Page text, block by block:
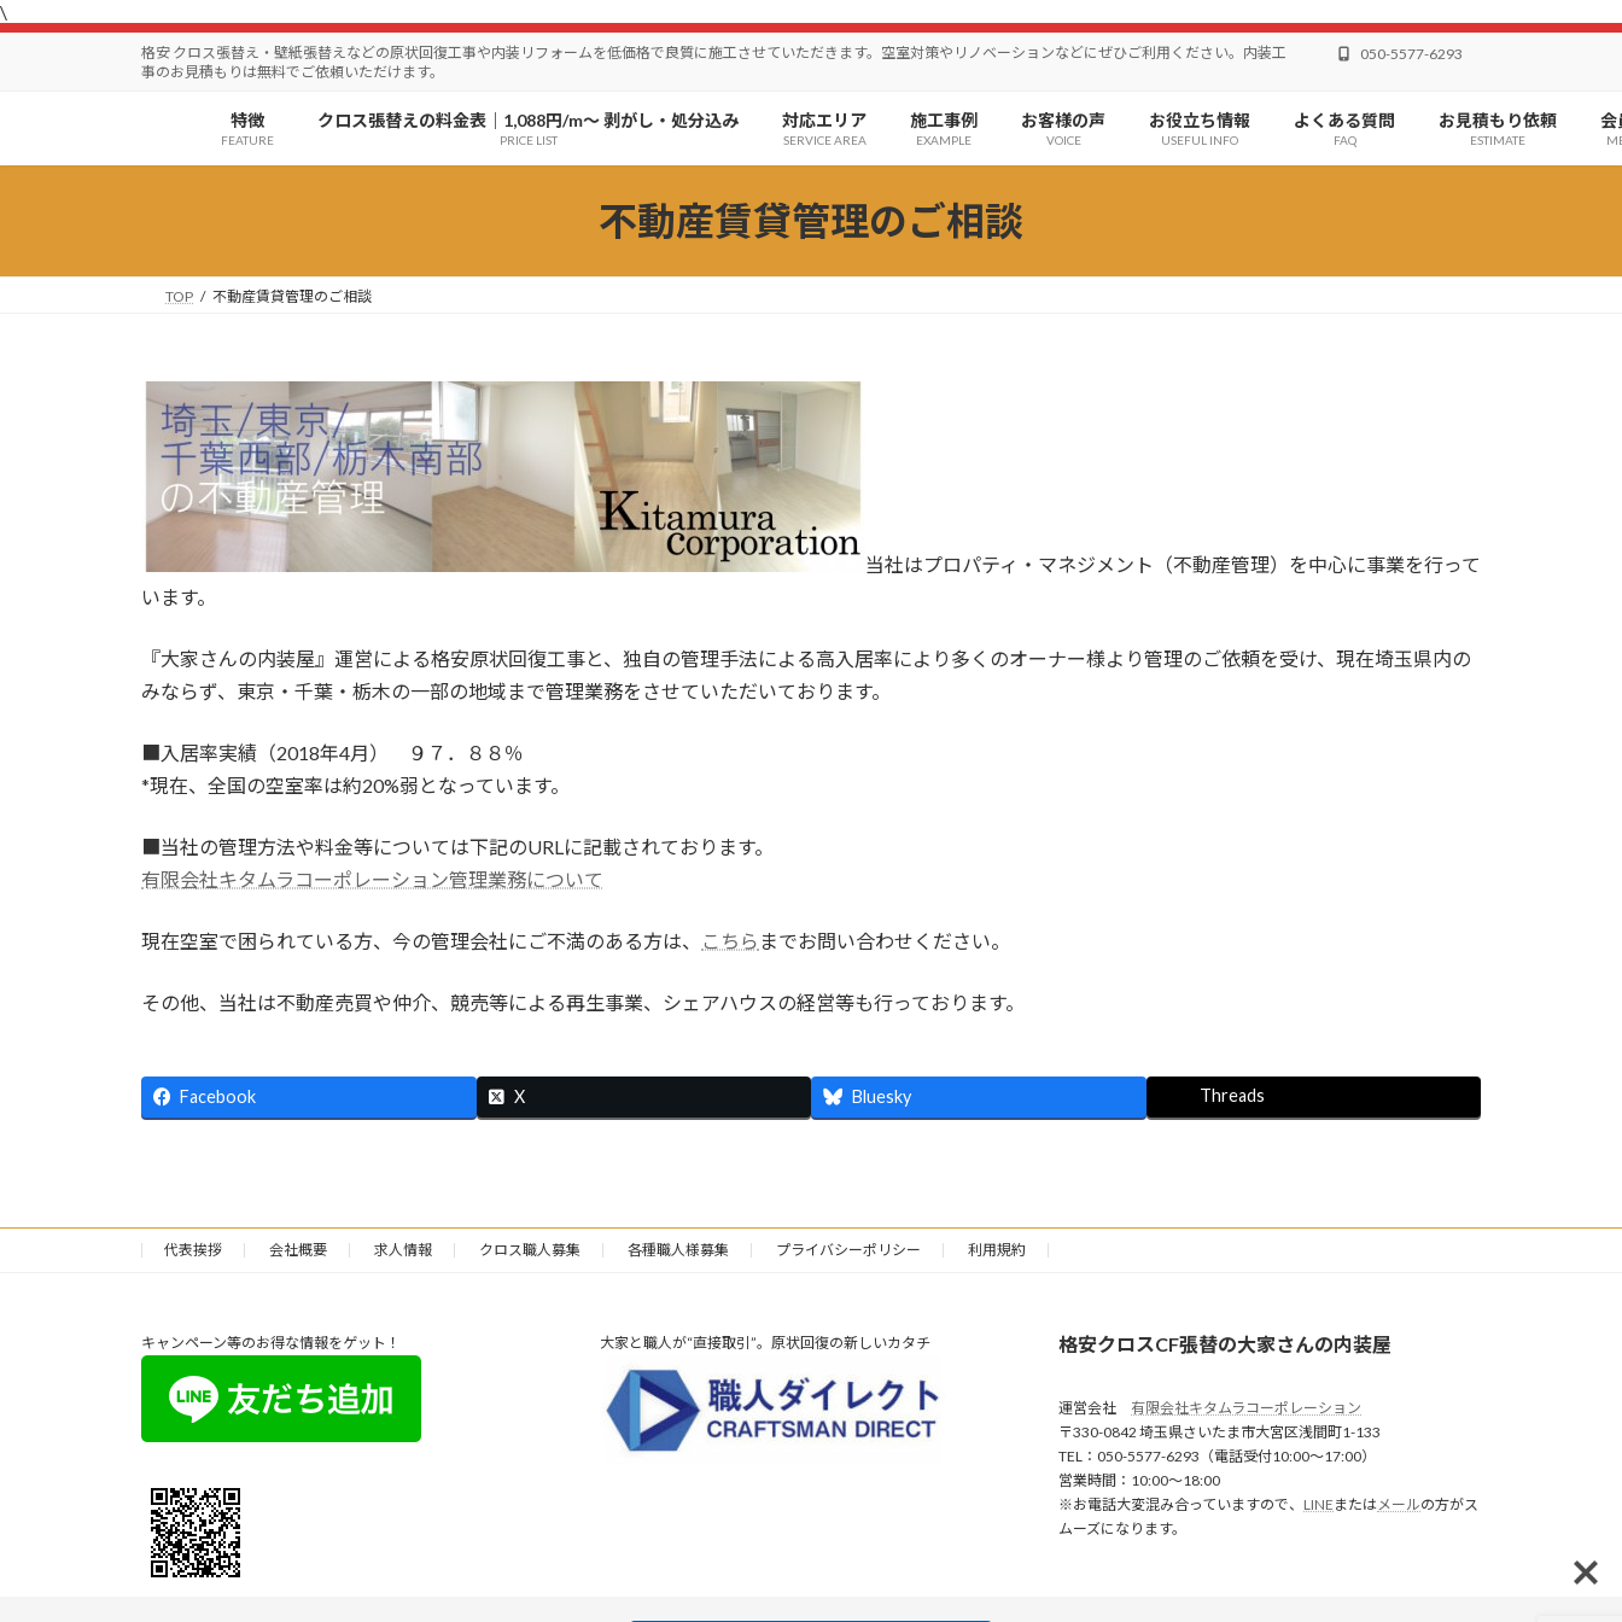
\コ
プ
ナ
動
格安 クロス張替え・壁紙張替えなどの原状回復工事や内装リフォームを低価格で良質に施工させていただきます。空室対策やリノベーションなどにぜひご利用ください。内装工
事のお見積もりは無料でご依頼いただけます。
050-5577-6293
特徴
FEATURE
クロス張替えの料金表｜1,088円/m〜 剥がし・処分込み
PRICE LIST
対応エリア
SERVICE AREA
施工事例
EXAMPLE
お客様の声
VOICE
お役立ち情報
USEFUL INFO
よくある質問
FAQ
お見積もり依頼
ESTIMATE
会
不動産賃貸管理のご相談
TOP 不動産賃貸管理のご相談
当社はプロパティ・マネジメント（不動産管理）を中心に事業を行って
います。
『大家さんの内装屋』運営による格安原状回復工事と、独自の管理手法による高入居率により多くのオーナー様より管理のご依頼を受け、現在埼玉県内の
みならず、東京・千葉・栃木の一部の地域まで管理業務をさせていただいております。
■入居率実績（2018年4月） ９７．８８％
*現在、全国の空室率は約20%弱となっています。
■当社の管理方法や料金等については下記のURLに記載されております。
有限会社キタムラコーポレーション管理業務について
現在空室で困られている方、今の管理会社にご不満のある方は、 こちら までお問い合わせください。
その他、当社は不動産売買や仲介、競売等による再生事業、シェアハウスの経営等も行っております。
Facebook X Bluesky Threads
代表挨拶 会社概要 求人情報 クロス職人募集 各種職人様募集 プライバシーポリシー 利用規約
キャンペーン等のお得な情報をゲット！ 大家と職人が“直接取引”。原状回復の新しいカタチ 格安クロスCF張替の大家さんの内装屋
運営会社 有限会社キタムラコーポレーション
〒330-0842 埼玉県さいたま市大宮区浅間町1-133
TEL：050-5577-6293（電話受付10:00〜17:00）
営業時間：10:00〜18:00
※お電話大変混み合っていますので、 LINE またはメールの方がス
ムーズになります。